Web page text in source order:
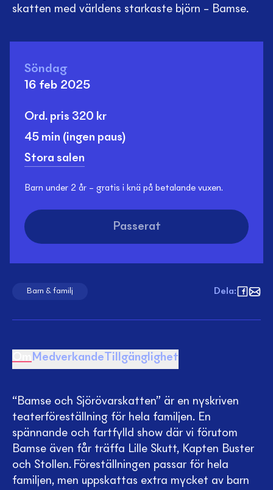
skatten med världens starkaste björn – Bamse.
Söndag
16 feb 2025
Ord. pris 320 kr
45 min (ingen paus)
Stora salen
Barn under 2 år – gratis i knä på betalande vuxen.
Passerat
Barn & familj Dela:
Medverkande Tillgänglighet
“Bamse och Sjörövarskatten” är en nyskriven
teaterföreställning för hela familjen. En
spännande och fartfylld show där vi förutom
Bamse även får träffa Lille Skutt, Kapten Buster
och Stollen. Föreställningen passar för hela
familjen, men uppskattas extra mycket av barn